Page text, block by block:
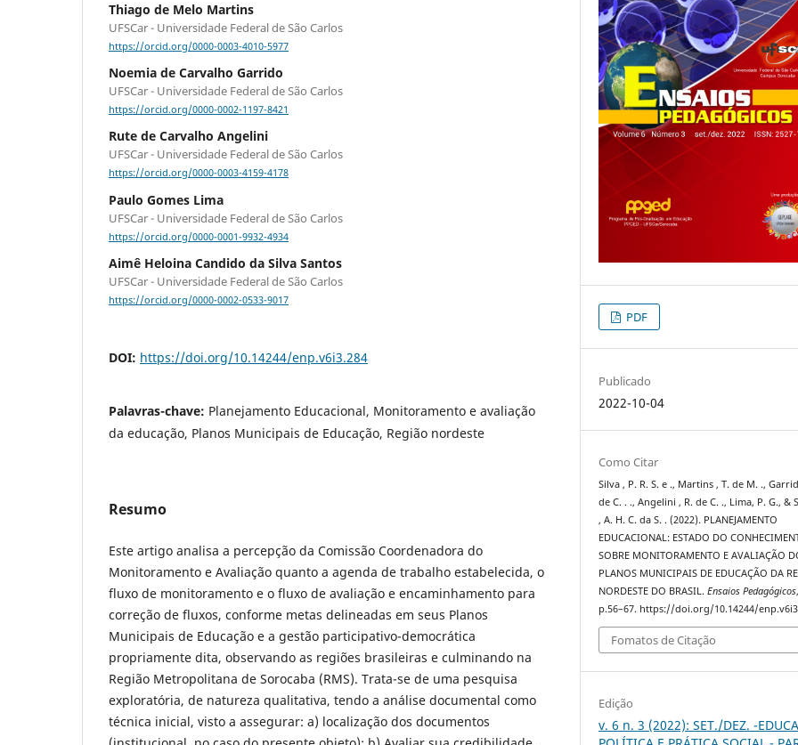
Thiago de Melo Martins
UFSCar - Universidade Federal de São Carlos
https://orcid.org/0000-0003-4010-5977
Noemia de Carvalho Garrido
UFSCar - Universidade Federal de São Carlos
https://orcid.org/0000-0002-1197-8421
Rute de Carvalho Angelini
UFSCar - Universidade Federal de São Carlos
https://orcid.org/0000-0003-4159-4178
Paulo Gomes Lima
UFSCar - Universidade Federal de São Carlos
https://orcid.org/0000-0001-9932-4934
Aimê Heloina Candido da Silva Santos
UFSCar - Universidade Federal de São Carlos
https://orcid.org/0000-0002-0533-9017
DOI: https://doi.org/10.14244/enp.v6i3.284
Palavras-chave: Planejamento Educacional, Monitoramento e avaliação
da educação, Planos Municipais de Educação, Região nordeste
Resumo
Este artigo analisa a percepção da Comissão Coordenadora do
Monitoramento e Avaliação quanto a agenda de trabalho estabelecida, o
fluxo de monitoramento e o fluxo de avaliação e encaminhamento para
correção de fluxos, conforme metas delineadas em seus Planos
Municipais de Educação e a gestão participativo-democrática
propriamente dita, observando as regiões brasileiras e culminando na
Região Metropolitana de Sorocaba (RMS). Trata-se de uma pesquisa
exploratória, de natureza qualitativa, tendo a análise documental como
técnica inicial, visto a assegurar: a) localização dos documentos
PDF
Publicado
2022-10-04
Como Citar
Silva , P. R. S. e ., Martins , T. de M. .,
de C. . ., Angelini , R. de C. ., Lima, P. G., &
, A. H. C. da S. . (2022). PLANEJAMENTO
EDUCACIONAL: ESTADO DO
SOBRE MONITORAMENTO E AVALIAÇÃO
PLANOS MUNICIPAIS DE EDUCAÇÃO DA
NORDESTE DO BRASIL.Ensaios Pedagógicos
p.56–67. https://doi.org/10.14244/
Fomatos de Citação
Edição
v. 6 n. 3 (2022): SET./DEZ. -